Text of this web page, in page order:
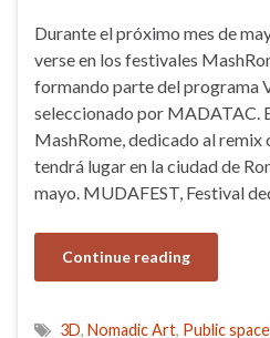
Durante el próximo mes de
verse en los festivales
formando parte del programa
seleccionado por MADATAC.
MashRome, dedicado al
tendrá lugar en la ciudad de
mayo. MUDAFEST, Festival
Continue reading
3D, Nomadic Art, Public space